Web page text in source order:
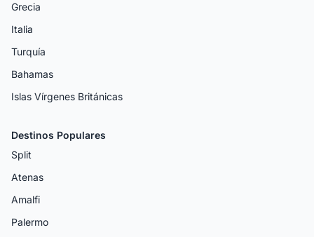
Grecia
Italia
Turquía
Bahamas
Islas Vírgenes Británicas
Destinos Populares
Split
Atenas
Amalfi
Palermo